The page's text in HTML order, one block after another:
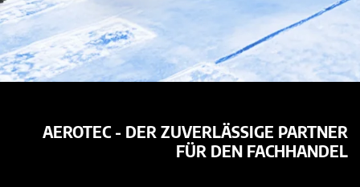
AEROTEC - DER ZUVERLÄSSIGE PARTNER
FÜR DEN FACHHANDEL